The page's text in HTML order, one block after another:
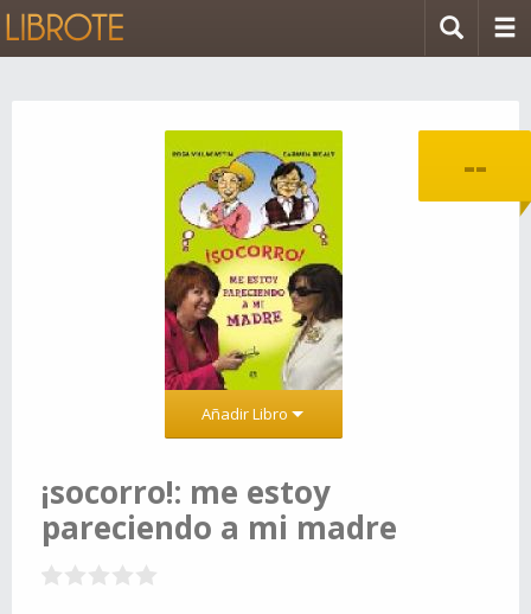
--
Añadir Libro
¡socorro!: me estoy
pareciendo a mi madre